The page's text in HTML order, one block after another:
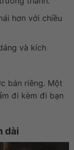
hơn với chiều
và kích
bán riêng. Một
đi kèm đi bạn
dài